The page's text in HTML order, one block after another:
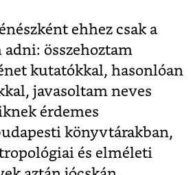
ehhez csak a
összehoztam
kutatókkal, hasonlóan
javasoltam neves
érdemes
könyvtárakban,
és elméleti